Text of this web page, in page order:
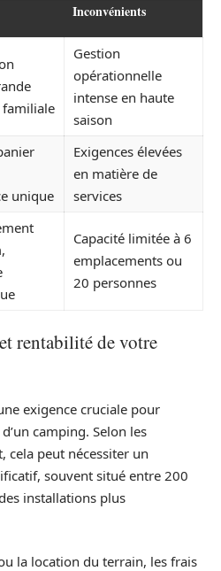
Inconvénients
Gestion
opérationnelle
intense en haute
saison
unique
Exigences élevées
en matière de
services
Capacité limitée à 6
emplacements ou
20 personnes
rentabilité de votre
exigence cruciale pour
camping. Selon les
cela peut nécessiter un
souvent situé entre 200
installations plus
la location du terrain, les frais